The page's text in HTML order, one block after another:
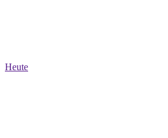
Heute